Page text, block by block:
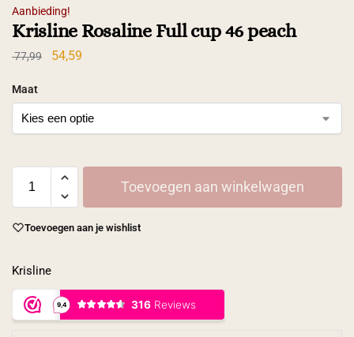
Aanbieding!
Krisline Rosaline Full cup 46 peach
77,99 54,59
Maat
Toevoegen aan winkelwagen
Toevoegen aan je wishlist
Krisline